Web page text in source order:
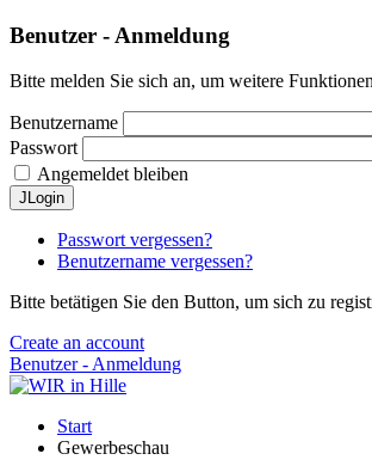
Benutzer - Anmeldung
Bitte melden Sie sich an, um weitere
Benutzername
Passwort
Angemeldet bleiben
JLogin
Passwort vergessen?
Benutzername vergessen?
Bitte betätigen Sie den Button, um sich zu
Create an account
Benutzer - Anmeldung
Start
Gewerbeschau